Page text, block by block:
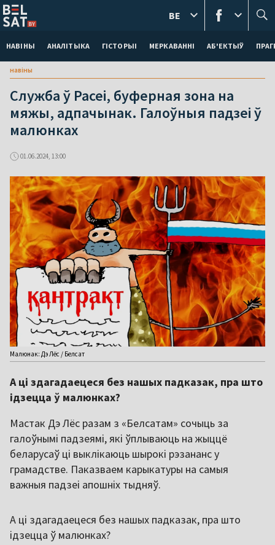
НАВІНЫ АНАЛІТЫКА ГІСТОРЫІ МЕРКАВАННI АБ'ЕКТЫЎ
BE
навіны
Cлужба ў Расеі, буферная зона на
мяжы, адпачынак. Галоўныя падзеі ў
малюнках
01.06.2024, 13:00
Малюнак: Дэ Лёс / Белсат
А ці здагадаецеся без нашых падказак, пра што
ідзецца ў малюнках?
Мастак Дэ Лёс разам з «Белсатам» сочыць за
галоўнымі падзеямі, які ўплываюць на жыццё
беларусаў ці выклікаюць шырокі рэзананс у
грамадстве. Паказваем карыкатуры на самыя
важныя падзеі апошніх тыдняў.
А ці здагадаецеся без нашых падказак, пра што
ідзецца ў малюнках?